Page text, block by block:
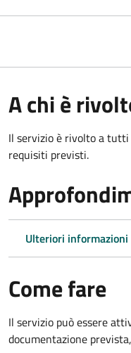
A chi è
Il servizio è rivolto a
requisiti previsti.
Ulteriori informazioni
Come fare
Il servizio può essere
documentazione